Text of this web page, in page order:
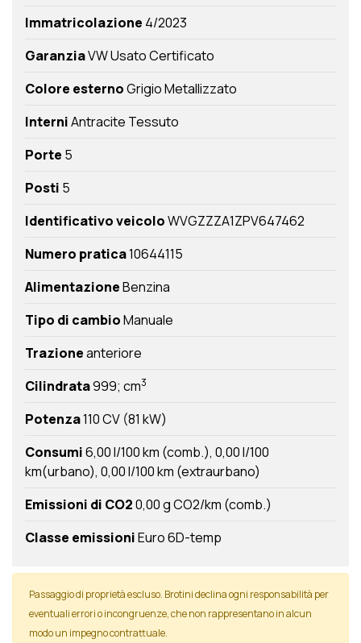
Immatricolazione 4/2023
GaranziaVW Usato Certificato
Colore esternoGrigio Metallizzato
InterniAntracite Tessuto
Porte 5
Posti 5
Identificativo veicoloWVGZZZA1ZPV647462
Numero pratica10644115
AlimentazioneBenzina
Tipo di cambioManuale
Trazioneanteriore
Cilindrata999; cm3
Potenza110 CV (81 kW)
Consumi6,00 l/100 km (comb.) 0,00 l/100
km(urbano) 0,00 l/100 km (extraurbano)
Emissioni di CO20,00 g CO2/km (comb.)
Classe emissioniEuro 6D-temp
Passaggio di proprietà escluso. Brotini declina ogni responsabilità per
eventuali errori o incongruenze, che non rappresentano in alcun
modo un impegno contrattuale.